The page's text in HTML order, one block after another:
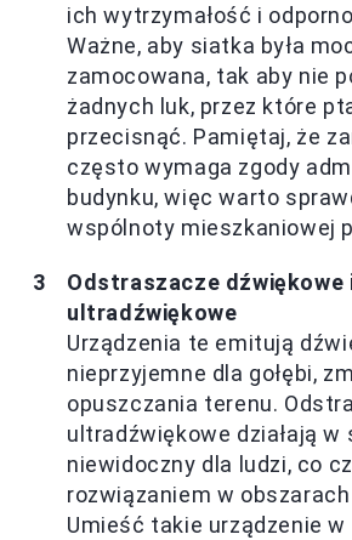
ich wytrzymałość i
Ważne, aby siatka była
zamocowana, tak aby nie
żadnych luk, przez które
przecisnąć. Pamiętaj, że
często wymaga zgody
budynku, więc warto
wspólnoty mieszkaniowej
Odstraszacze dźwiękowe
ultradźwiękowe
Urządzenia te emitują
nieprzyjemne dla gołębi,
opuszczania terenu.
ultradźwiękowe działają w
niewidoczny dla ludzi, co
rozwiązaniem w
Umieść takie urządzenie